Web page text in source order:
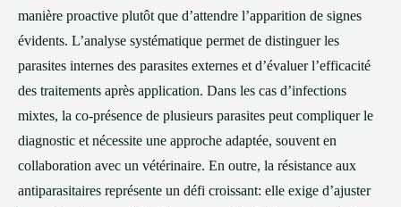
manière proactive plutôt que d’attendre l’apparition de signes
évidents. L’analyse systématique permet de distinguer les
parasites internes des parasites externes et d’évaluer l’efficacité
des traitements après application. Dans les cas d’infections
mixtes, la co-présence de plusieurs parasites peut compliquer le
diagnostic et nécessite une approche adaptée, souvent en
collaboration avec un vétérinaire. En outre, la résistance aux
antiparasitaires représente un défi croissant: elle exige d’ajuster